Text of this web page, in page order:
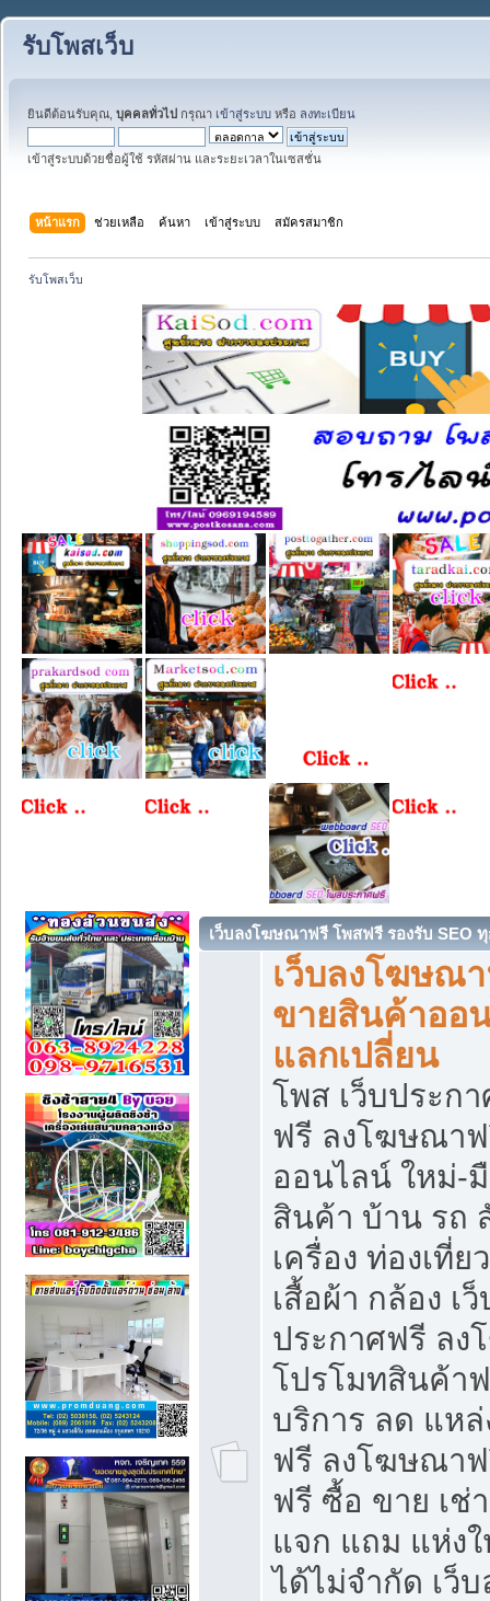
รับโพสเว็บ
ยินดีต้อนรับคุณ, บุคคลทั่วไป กรุณา เข้าสู่ระบบ หรือ ลงทะเบียน
เข้าสู่ระบบด้วยชื่อผู้ใช้ รหัสผ่าน และระยะเวลาในเซสชั่น
หน้าแรก ช่วยเหลือ ค้นหา เข้าสู่ระบบ สมัครสมาชิก
รับโพสเว็บ
เว็บลงโฆษณาฟรี โพสฟรี รองรับ SEO
เว็บลงโฆษณ
ขายสินค้าออ
แลกเปลี่ยน
โพส เว็บประก
ฟรี ลงโฆษณา
ออนไลน์ ใหม่-
สินค้า บ้าน รถ
เครื่อง ท่องเที่ย
เสื้อผ้า กล้อง เ
ประกาศฟรี ล
โปรโมทสินค้า
บริการ ลด แห
ฟรี ลงโฆษณา
ฟรี ซื้อ ขาย เช่
แจก แถม แห่ง
ได้ไม่จำกัด เว็